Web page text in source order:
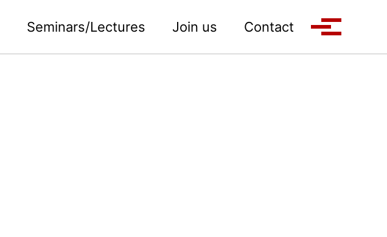
Seminars/Lectures Join us Contact Toggle